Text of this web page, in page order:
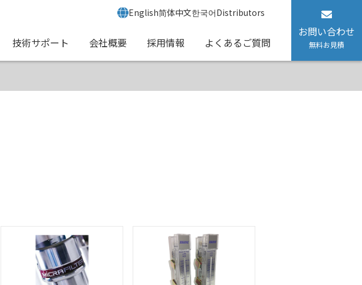
技術サポート 会社概要 採用情報 よくあるご質問
お問い合わせ
無料お見積
English简体中文한국어Distributors